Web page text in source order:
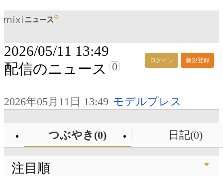
ログイン 新規登録
2026/05/11 13:49
配信のニュース
0
2026年05月11日 13:49 モデルプレス
つぶやき(0) 日記(0)
注目順